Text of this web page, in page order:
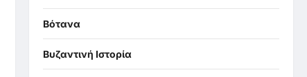
Βότανα
Βυζαντινή Ιστορία